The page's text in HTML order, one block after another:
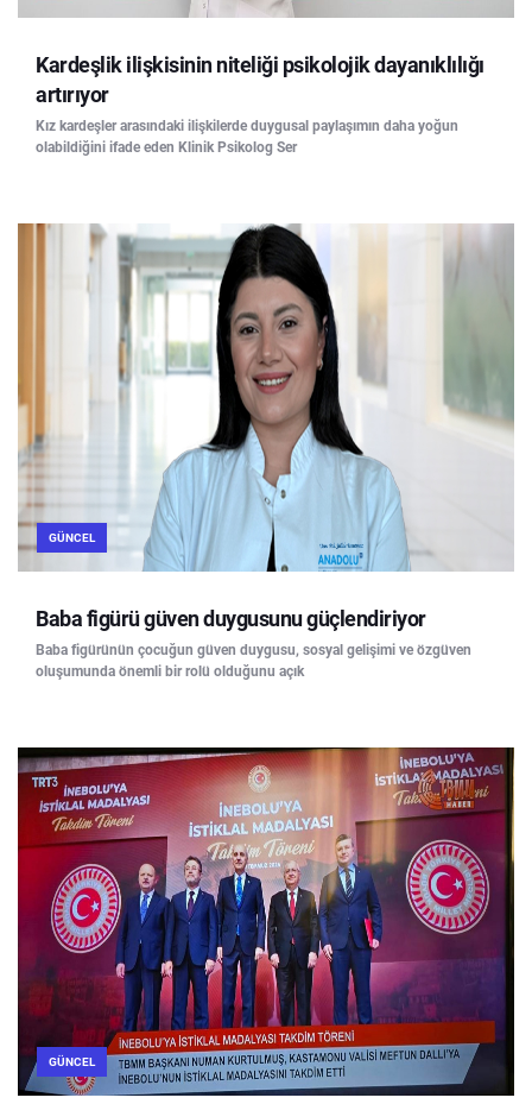
Kardeşlik ilişkisinin niteliği psikolojik dayanıklılığı
artırıyor
Kız kardeşler arasındaki ilişkilerde duygusal paylaşımın daha yoğun
olabildiğini ifade eden Klinik Psikolog Ser
GÜNCEL
Baba figürü güven duygusunu güçlendiriyor
Baba figürünün çocuğun güven duygusu, sosyal gelişimi ve özgüven
oluşumunda önemli bir rolü olduğunu açık
GÜNCEL